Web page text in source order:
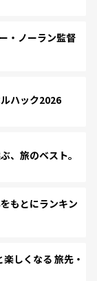
・ノーラン監督
ハック2026
、旅のベスト。
もとにランキン
しくなる 旅先・